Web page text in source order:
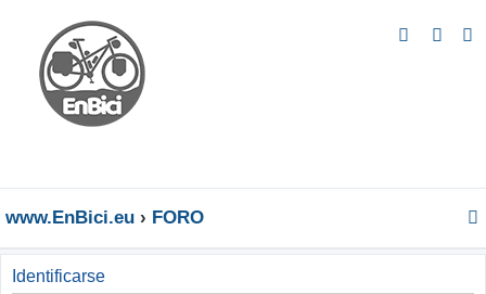
www.EnBici.eu FORO
Identificarse